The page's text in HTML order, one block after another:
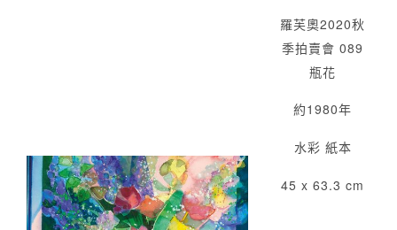
羅芙奧2020秋
季拍賣會 089
瓶花
約1980年
水彩 紙本
45 x 63.3 cm